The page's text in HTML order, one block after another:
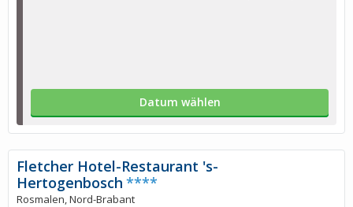
Datum wählen
Fletcher Hotel-Restaurant 's-
Hertogenbosch ****
Rosmalen, Nord-Brabant